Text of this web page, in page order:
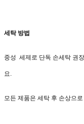
세탁 방법
중성 세제로 단독 손세탁 권
요.
모든 제품은 세탁 후 손상으